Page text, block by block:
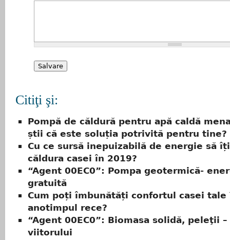
Citiţi şi:
Pompă de căldură pentru apă caldă
știi că este soluția potrivită pentru tine?
Cu ce sursă inepuizabilă de energie să
căldura casei în 2019?
“Agent 00EC0”: Pompa geotermică-
gratuită
Cum poți îmbunătăți confortul casei tale
anotimpul rece?
“Agent 00EC0”: Biomasa solidă, peleţii
viitorului